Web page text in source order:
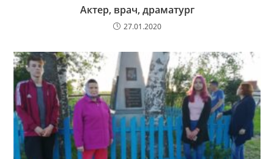
Актер, врач, драматург
27.01.2020